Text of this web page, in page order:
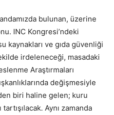
bulunan, üzerine
INC Kongresi’ndeki
kaynakları ve gıda güvenliği
irdeleneceği, masadaki
Araştırmaları
değişmesiyle
biri haline gelen; kuru
Aynı zamanda